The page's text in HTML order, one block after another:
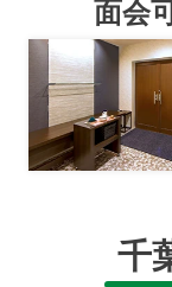
面会
千